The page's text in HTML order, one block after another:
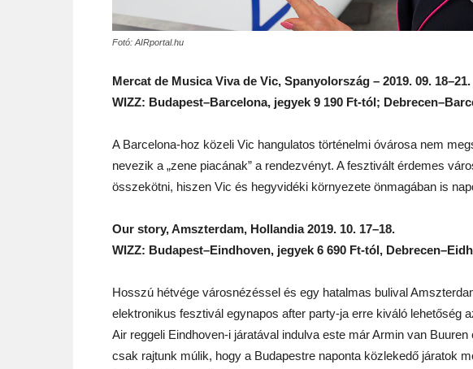
Fotó: AIRportal.hu
Mercat de Musica Viva de Vic, Spanyolország – 2019. 09. 18–21.
WIZZ: Budapest–Barcelona, jegyek 9 190 Ft-tól;
A Barcelona-hoz közeli Vic hangulatos történelmi óvárosa nem
nevezik a „zene piacának” a rendezvényt. A fesztivált érdemes
összekötni, hiszen Vic és hegyvidéki környezete önmagában is
Our story, Amszterdam, Hollandia 2019. 10. 17–18.
WIZZ: Budapest–Eindhoven, jegyek 6 690 Ft-tól,
Hosszú hétvége városnézéssel és egy hatalmas bulival
elektronikus fesztivál egynapos after party-ja erre kiváló lehetőség
Air reggeli Eindhoven-i járatával indulva este már Armin van
csak rajtunk múlik, hogy a Budapestre naponta közlekedő járatok